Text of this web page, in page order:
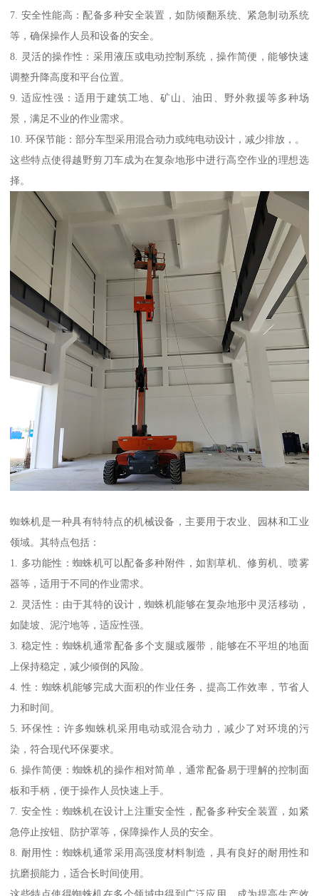
7. 安全性能高：配备多种安全装置，如防倾翻系统、紧急制动系统
等，确保操作人员和设备的安全。
8. 灵活的操作性：采用液压或电动控制系统，操作简便，能够快速
调整升降高度和平台位置。
9. 适应性强：适用于建筑工地、矿山、油田、野外救援等多种场
景，满足不业的作业需求。
10. 环保节能：部分车型采用混合动力或纯电动设计，减少排放，。
这些特点使得越野剪刀车成为在复杂地形中进行高空作业的理想选
择。
蜘蛛机是一种具有特特点的机械设备，主要用于农业、园林和工业
领域。其特点包括：
1. 多功能性：蜘蛛机可以配备多种附件，如割草机、修剪机、喷雾
器等，适用于不同的作业需求。
2. 灵活性：由于其特的设计，蜘蛛机能够在复杂地形中灵活移动，
如陡坡、泥泞地等，适应性强。
3. 稳定性：蜘蛛机通常配备多个支腿或履带，能够在不平坦的地面
上保持稳定，减少倾倒的风险。
4. 性：蜘蛛机能够完成大面积的作业任务，提高工作效率，节省人
力和时间。
5. 环保性：许多蜘蛛机采用电动或混合动力，减少了对环境的污
染，符合现代环保要求。
6. 操作简便：蜘蛛机的操作相对简单，通常配备易于理解的控制面
板和手柄，便于操作人员快速上手。
7. 安全性：蜘蛛机在设计上注重安全性，配备多种安全装置，如紧
急停止按钮、防护罩等，保障操作人员的安全。
8. 耐用性：蜘蛛机通常采用高强度材料制造，具有良好的耐用性和
抗磨损能力，适合长时间使用。
这些特点使得蜘蛛机在多个领域中得到广泛应用，成为提高生产效